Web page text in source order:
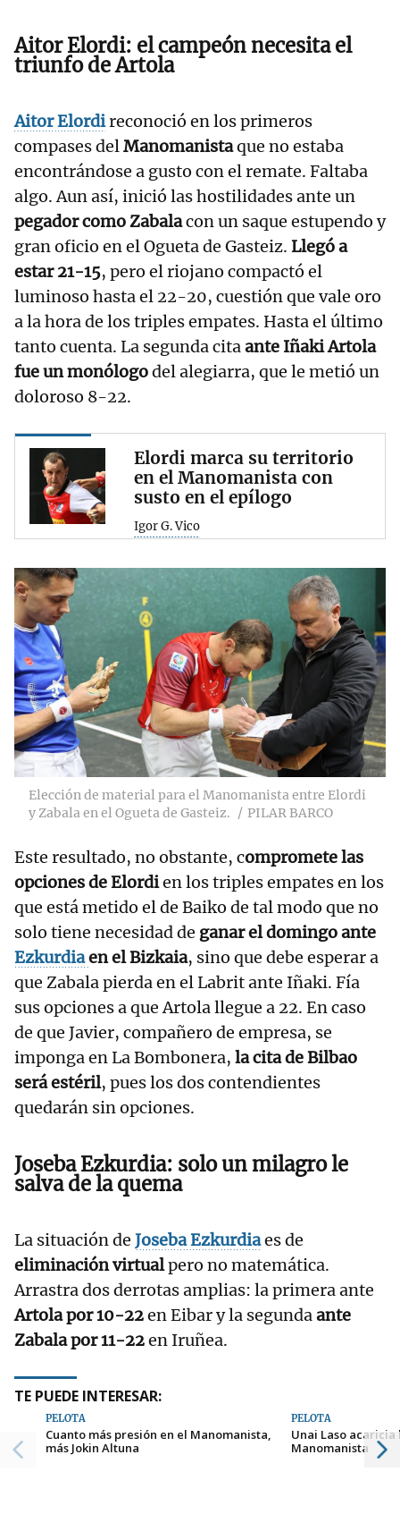
Aitor Elordi: el campeón necesita el
triunfo de Artola
Aitor Elordireconoció en los primeros
compases delManomanistaque no estaba
encontrándose a gusto con el remate. Faltaba
algo. Aun así, inició las hostilidades ante un
pegador como Zabalacon un saque estupendo y
gran oficio en el Ogueta de Gasteiz. Llegó a
estar 21-15, pero el riojano compactó el
luminoso hasta el 22-20, cuestión que vale oro
a la hora de los triples empates. Hasta el último
tanto cuenta. La segunda citaante Iñaki Artola
fue un monólogodel alegiarra, que le metió un
doloroso 8-22.
Elordi marca su territorio
en el Manomanista con
susto en el epílogo
Igor G. Vico
Elección de material para el Manomanista entre Elordi
y Zabala en el Ogueta de Gasteiz.
PILAR BARCO
Este resultado, no obstante, compromete las
opciones de Elordien los triples empates en los
que está metido el de Baiko de tal modo que no
solo tiene necesidad de ganar el domingo ante
Ezkurdiaen el Bizkaia, sino que debe esperar a
que Zabala pierda en el Labrit ante Iñaki. Fía
sus opciones a que Artola llegue a 22. En caso
de que Javier, compañero de empresa, se
imponga en La Bombonera, la cita de Bilbao
será estéril, pues los dos contendientes
quedarán sin opciones.
Joseba Ezkurdia: solo un milagro le
salva de la quema
La situación de Joseba Ezkurdiaes de
eliminación virtualpero no matemática.
Arrastra dos derrotas amplias: la primera ante
Artola por 10-22en Eibar y la segundaante
Zabala por 11-22en Iruñea.
TE PUEDE INTERESAR:
PELOTA
Cuanto más presión en el Manomanista,
más Jokin Altuna
PELOTA
Unai Laso
Manomanista